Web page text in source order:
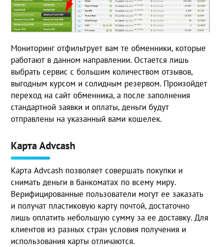
Мониторинг отфильтрует вам те обменники, которые
работают в данном направлении. Остается лишь
выбрать сервис с большим количеством отзывов,
выгодным курсом и солидным резервом. Произойдет
переход на сайт обменника, а после заполнения
стандартной заявки и оплаты, деньги будут
отправлены на указанный вами кошелек.
Карта Advcash
Карта Advcash позволяет совершать покупки и
снимать деньги в банкоматах по всему миру.
Верифицированные пользователи могут ее заказать
и получат пластиковую карту почтой, достаточно
лишь оплатить небольшую сумму за ее доставку. Для
клиентов из разных стран условия получения и
использования карты отличаются.